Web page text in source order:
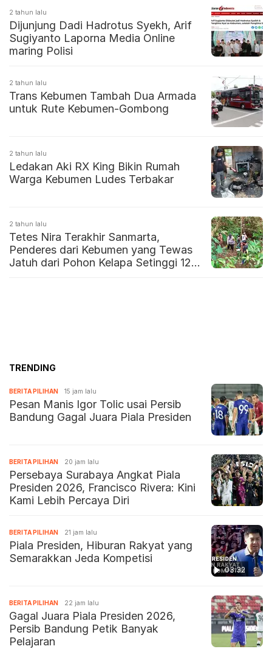
2 tahun lalu
Dijunjung Dadi Hadrotus Syekh, Arif
Sugiyanto Laporna Media Online
maring Polisi
2 tahun lalu
Trans Kebumen Tambah Dua Armada
untuk Rute Kebumen-Gombong
2 tahun lalu
Ledakan Aki RX King Bikin Rumah
Warga Kebumen Ludes Terbakar
2 tahun lalu
Tetes Nira Terakhir Sanmarta,
Penderes dari Kebumen yang Tewas
Jatuh dari Pohon Kelapa Setinggi 12
TRENDING
BERITA PILIHAN 15 jam lalu
Pesan Manis Igor Tolic usai Persib
Bandung Gagal Juara Piala Presiden
BERITA PILIHAN 20 jam lalu
Persebaya Surabaya Angkat Piala
Presiden 2026, Francisco Rivera: Kini
Kami Lebih Percaya Diri
03:32
BERITA PILIHAN 21 jam lalu
Piala Presiden, Hiburan Rakyat yang
Semarakkan Jeda Kompetisi
BERITA PILIHAN 22 jam lalu
Gagal Juara Piala Presiden 2026,
Persib Bandung Petik Banyak
Pelajaran